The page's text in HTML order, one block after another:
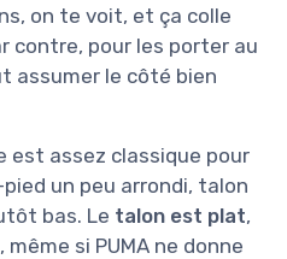
on te voit, et ça colle
contre, pour les porter au
assumer le côté bien
est assez classique pour
un peu arrondi, talon
bas. Le talon est plat,
si PUMA ne donne